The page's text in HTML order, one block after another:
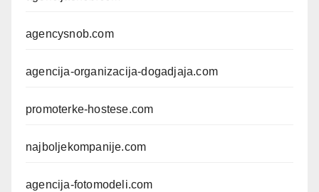
agencysnob.com
agencija-organizacija-dogadjaja.com
promoterke-hostese.com
najboljekompanije.com
agencija-fotomodeli.com